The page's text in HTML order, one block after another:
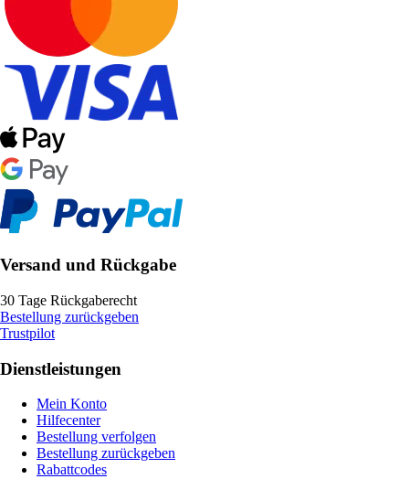
Versand und Rückgabe
30 Tage Rückgaberecht
Bestellung zurückgeben
Trustpilot
Dienstleistungen
Mein Konto
Hilfecenter
Bestellung verfolgen
Bestellung zurückgeben
Rabattcodes